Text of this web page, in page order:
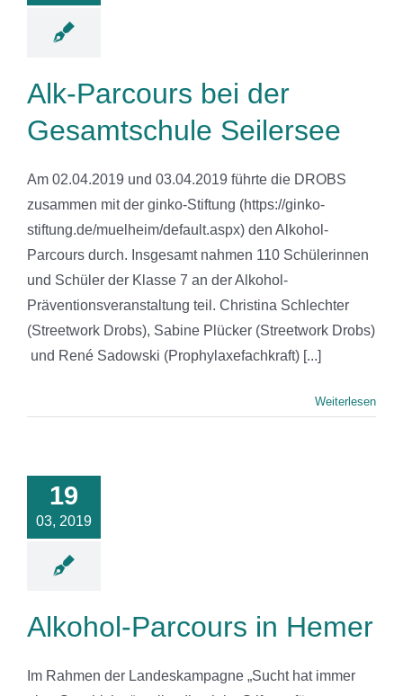
Alk-Parcours bei der
Gesamtschule Seilersee
Am 02.04.2019 und 03.04.2019 führte die DROBS
zusammen mit der ginko-Stiftung (https://ginko-
stiftung.de/muelheim/default.aspx) den Alkohol-
Parcours durch. Insgesamt nahmen 110 Schülerinnen
und Schüler der Klasse 7 an der Alkohol-
Präventionsveranstaltung teil. Christina Schlechter
(Streetwork Drobs), Sabine Plücker (Streetwork Drobs)
und René Sadowski (Prophylaxefachkraft) [...]
Weiterlesen
19
03, 2019
Parcours
Hemer
News
Alkohol-Parcours in Hemer
Im Rahmen der Landeskampagne „Sucht hat immer